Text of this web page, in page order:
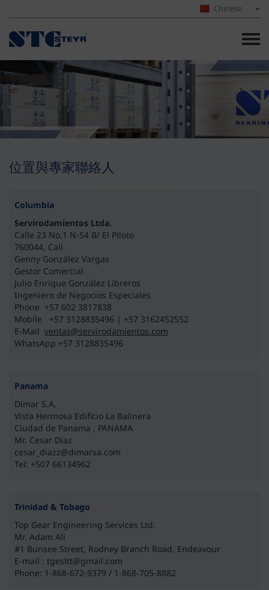
Chinese
位置與專家聯絡人
Columbia
Servirodamientos Ltda.
Calle 23 No.1 N-54 B/ El Piloto
760044, Cali
Genny González Vargas
Gestor Comercial
Julio Enrique González Libreros
Ingeniero de Negocios Especiales
Phone +57 602 3817838
Mobile +57 3128835496 | +57 3162452552
E-Mailventas@servirodamientos.com
WhatsApp +57 3128835496
Panama
Dimar S.A.
Vista Hermosa Edificio La Balinera
Ciudad de Panama , PANAMA
Mr. Cesar Diaz
cesar_diazz@dimarsa.com
Tel: +507 66134962
Trinidad & Tobago
Top Gear Engineering Services Ltd.
Mr. Adam Ali
#1 Bunsee Street, Rodney Branch Road, Endeavour
E-mail : tgesltt@gmail.com
Phone: 1-868-672-9379 / 1-868-705-8882